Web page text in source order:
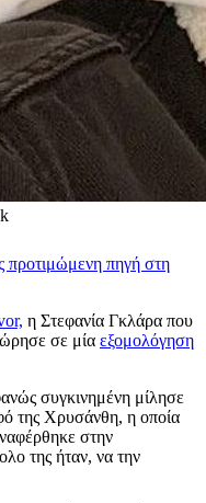
πηγή στη
η Στεφανία Γκλάρα που
σε μία εξομολόγηση
συγκινημένη μίλησε
της Χρυσάνθη, η οποία
στην
της ήταν, να την